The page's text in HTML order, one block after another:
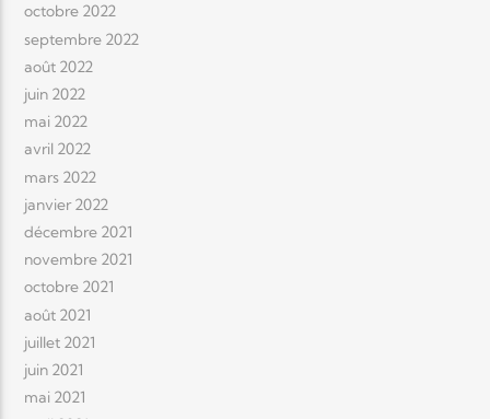
octobre 2022
septembre 2022
août 2022
juin 2022
mai 2022
avril 2022
mars 2022
janvier 2022
décembre 2021
novembre 2021
octobre 2021
août 2021
juillet 2021
juin 2021
mai 2021